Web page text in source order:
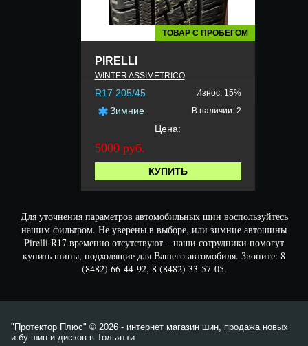
ТОВАР С ПРОБЕГОМ
PIRELLI
WINTER ASSIMETRICO
R17 205/45 Износ: 15%
Зимние В наличии: 2
Цена:
5000 руб.
КУПИТЬ
Для уточнения параметров автомобильных шин воспользуйтесь
нашим фильтром. Не уверены в выборе, или зимние автошины
Pirelli R17 временно отсутствуют – наши сотрудники помогут
купить шины, подходящие для Вашего автомобиля. Звоните: 8
(8482) 66-44-92, 8 (8482) 33-57-05.
"Протектор Плюс" © 2026 - интернет магазин шин, продажа новых
и бу шин и дисков в Тольятти